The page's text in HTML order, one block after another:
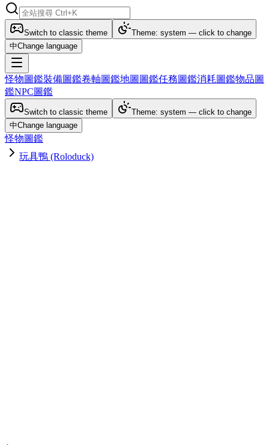
Switch to classic theme
Theme: system — click to change
中Change language
怪物圖鑑裝備圖鑑卷軸圖鑑地圖圖鑑任務圖鑑消耗圖鑑物品圖
鑑NPC圖鑑
Switch to classic theme
Theme: system — click to change
中Change language
怪物圖鑑
玩具鴨 (Roloduck)